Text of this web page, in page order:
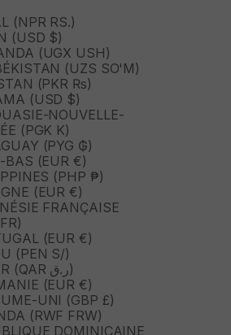
(NPR RS.)
(USD $)
(UGX USH)
(UZS SO'M)
(PKR ₨)
(USD $)
NOUVELLE-
(PGK K)
(PYG ₲)
BAS (EUR €)
(PHP ₱)
(EUR €)
FRANÇAISE
(EUR €)
(PEN S/)
QATAR (QAR ر.ق)
(EUR €)
UNI (GBP £)
(RWF FRW)
DOMINICAINE